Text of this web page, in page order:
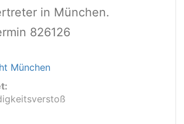
in München.
826126
München